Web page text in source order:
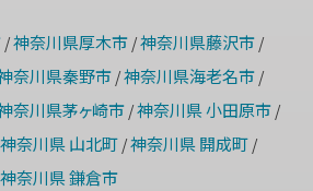
/神奈川県厚木市/神奈川県藤沢市/
奈川県秦野市/神奈川県海老名市/
奈川県茅ヶ崎市/神奈川県 小田原市/
神奈川県 山北町/神奈川県 開成町/
神奈川県 鎌倉市